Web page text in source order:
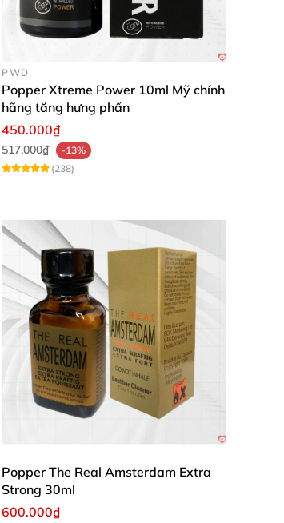
PWD
Popper Xtreme Power 10ml Mỹ chính
hãng tăng hưng phấn
450.000₫
517.000₫
-13%
(238)
Popper The Real Amsterdam Extra
Strong 30ml
600.000₫